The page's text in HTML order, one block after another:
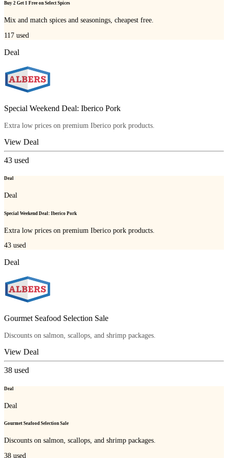
Buy 2 Get 1 Free on Select Spices
Mix and match spices and seasonings, cheapest free.
117 used
Deal
Special Weekend Deal: Iberico Pork
Extra low prices on premium Iberico pork products.
View Deal
43 used
Deal
Deal
Special Weekend Deal: Iberico Pork
Extra low prices on premium Iberico pork products.
43 used
Deal
Gourmet Seafood Selection Sale
Discounts on salmon, scallops, and shrimp packages.
View Deal
38 used
Deal
Deal
Gourmet Seafood Selection Sale
Discounts on salmon, scallops, and shrimp packages.
38 used